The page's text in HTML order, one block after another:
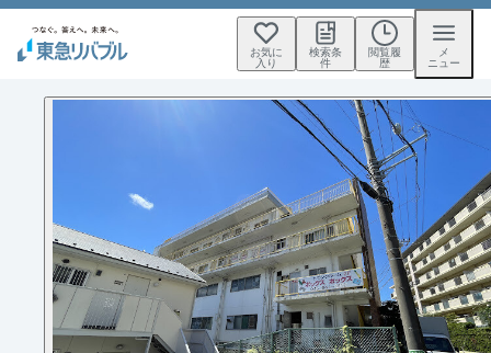
お気に
入り
検索条
件
閲覧履
歴
メ
ニュー